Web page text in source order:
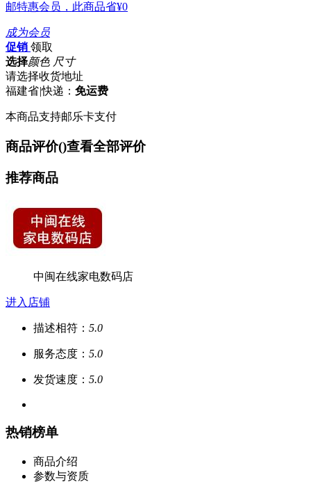
邮特惠会员，此商品省¥0
成为会员
促销 领取
选择颜色 尺寸
请选择收货地址
福建省|快递： 免运费
本商品支持邮乐卡支付
商品评价()查看全部评价
推荐商品
中闽在线家电数码店
进入店铺
描述相符： 5.0
服务态度： 5.0
发货速度： 5.0
热销榜单
商品介绍
参数与资质